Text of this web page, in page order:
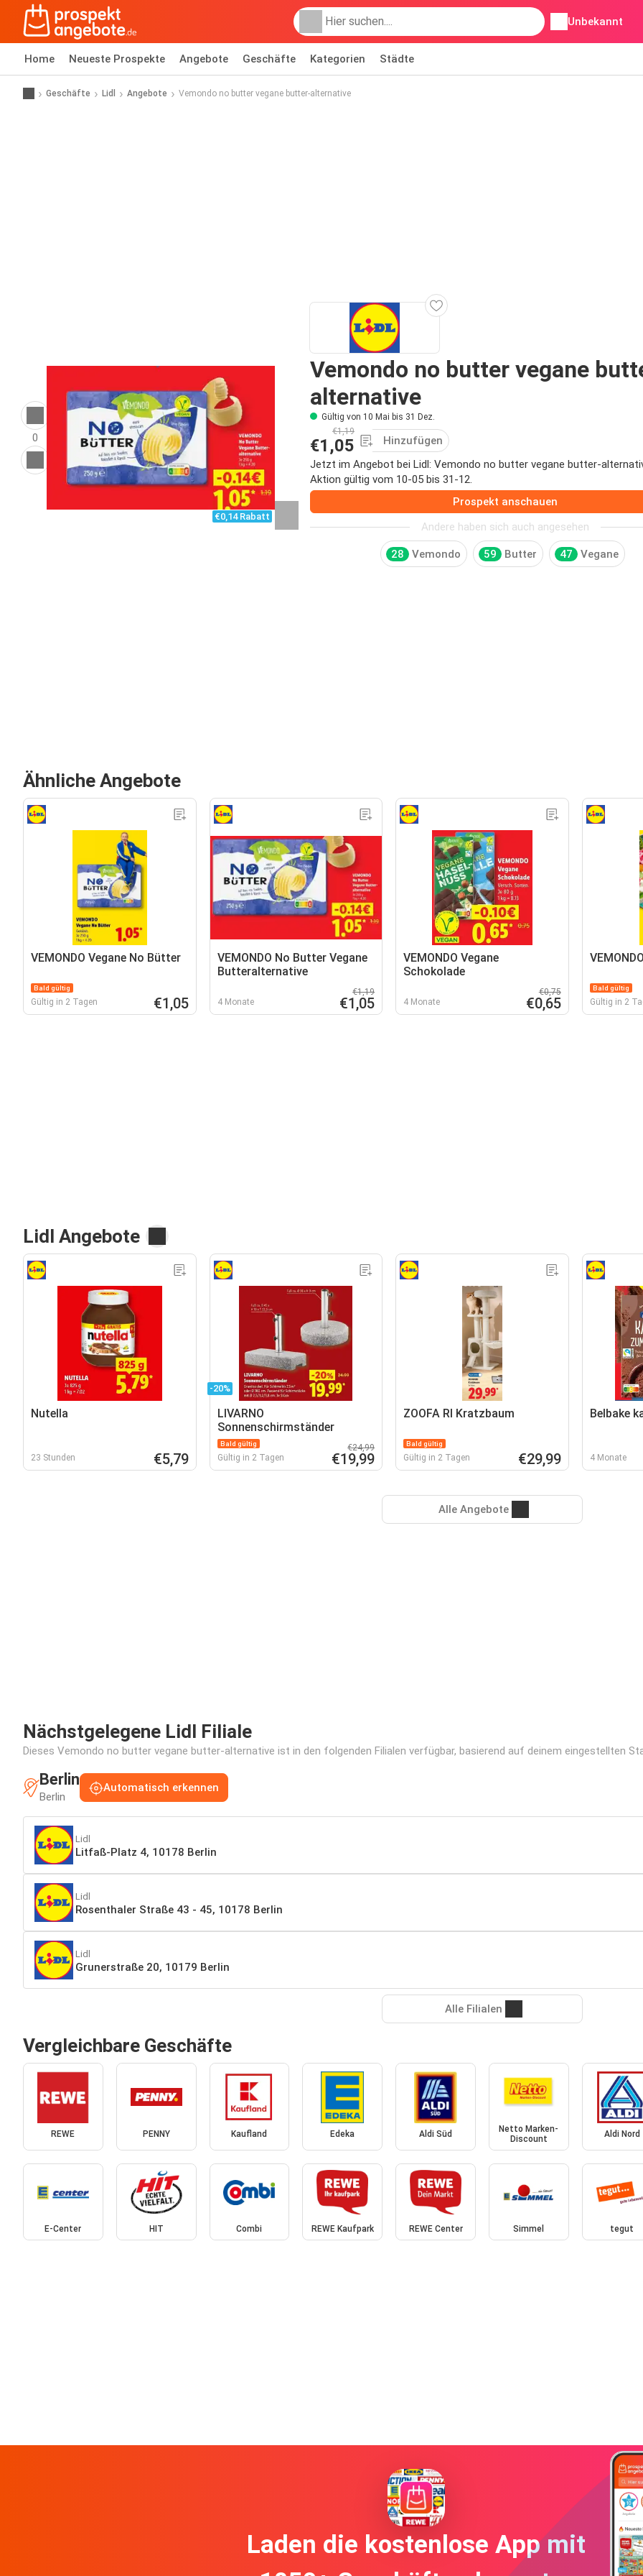
Unbekannt
Home Neueste Prospekte Angebote Geschäfte Kategorien Städte
Geschäfte Lidl Angebote Vemondo no butter vegane butter-alternative
0
€0,14 Rabatt
Vemondo no butter vegane
alternative
Gültig von 10 Mai bis 31 Dez.
€1,19
€1,05
Hinzufügen
Jetzt im Angebot bei Lidl: Vemondo no butter vegane butter-
Aktion gültig vom 10-05 bis 31-12.
Prospekt anschauen
Andere haben sich auch angesehen
28 Vemondo 59 Butter 47 Vegane
Ähnliche Angebote
VEMONDO Vegane No Bütter
Bald gültig
Gültig in 2 Tagen €1,05
VEMONDO No Butter Vegane
Butteralternative
4 Monate
€1,19
€1,05
VEMONDO Vegane
Schokolade
4 Monate
€0,75
€0,65
Bald gültig
Gültig in 2
Lidl Angebote
Nutella
23 Stunden €5,79
-20%
LIVARNO
Sonnenschirmständer
Bald gültig
Gültig in 2 Tagen
€24,99
€19,99
ZOOFA RI Kratzbaum
Bald gültig
Gültig in 2 Tagen €29,99
Belbake
4 Monate
Alle Angebote
Nächstgelegene Lidl Filiale
Dieses Vemondo no butter vegane butter-alternative ist in den folgenden Filialen verfügbar, basierend auf deinem eingestellten
Berlin
Berlin
Automatisch erkennen
Lidl
Litfaß-Platz 4, 10178 Berlin
Lidl
Rosenthaler Straße 43 - 45, 10178 Berlin
Lidl
Grunerstraße 20, 10179 Berlin
Alle Filialen
Vergleichbare Geschäfte
REWE PENNY Kaufland Edeka Aldi Süd
Netto Marken-
Discount
Aldi Nord
E-Center HIT Combi REWE Kaufpark REWE Center Simmel tegut
Laden die kostenlose App mit